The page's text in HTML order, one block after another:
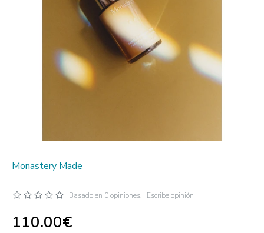
Monastery Made
Basado en 0 opiniones. Escribe opinión
110.00€